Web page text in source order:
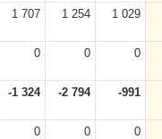
1 707 1 254 1 029
0 0 0
-1 324 -2 794 -991
0 0 0